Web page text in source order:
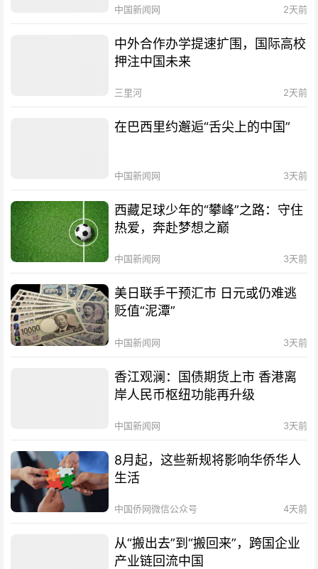
中国新闻网 2天前
中外合作办学提速扩围，国际高校
押注中国未来
三里河 2天前
在巴西里约邂逅“舌尖上的中国”
中国新闻网 3天前
西藏足球少年的“攀峰”之路：守住
热爱，奔赴梦想之巅
中国新闻网 3天前
美日联手干预汇市 日元或仍难逃
贬值“泥潭”
中国新闻网 3天前
香江观澜：国债期货上市 香港离
岸人民币枢纽功能再升级
中国新闻网 3天前
8月起，这些新规将影响华侨华人
生活
中国侨网微信公众号 4天前
从“搬出去”到“搬回来”，跨国企业
产业链回流中国